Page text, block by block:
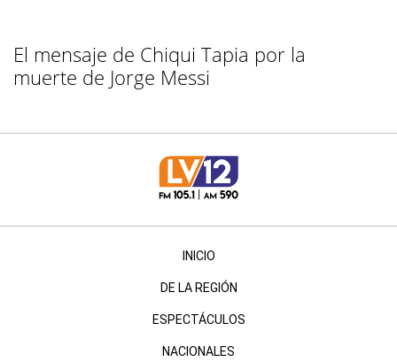
El mensaje de Chiqui Tapia por la
muerte de Jorge Messi
INICIO
DE LA REGIÓN
ESPECTÁCULOS
NACIONALES